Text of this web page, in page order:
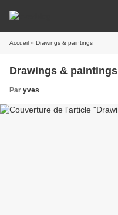
Accueil » Drawings & paintings
Drawings & paintings
Par yves